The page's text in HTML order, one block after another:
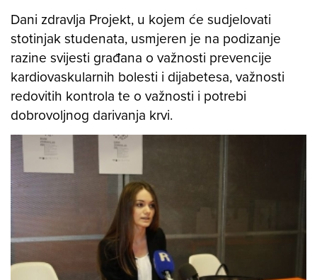
Dani zdravlja Projekt, u kojem će sudjelovati
stotinjak studenata, usmjeren je na podizanje
razine svijesti građana o važnosti prevencije
kardiovaskularnih bolesti i dijabetesa, važnosti
redovitih kontrola te o važnosti i potrebi
dobrovoljnog darivanja krvi.